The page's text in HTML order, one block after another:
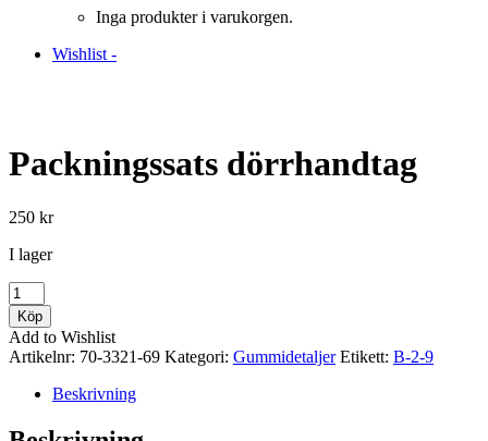
Inga produkter i varukorgen.
Wishlist -
Packningssats dörrhandtag
250 kr
I lager
Packningssats
dörrhandtag
mängd
Köp
Add to Wishlist
Artikelnr: 70-3321-69 Kategori: Gummidetaljer Etikett: B-2-9
Beskrivning